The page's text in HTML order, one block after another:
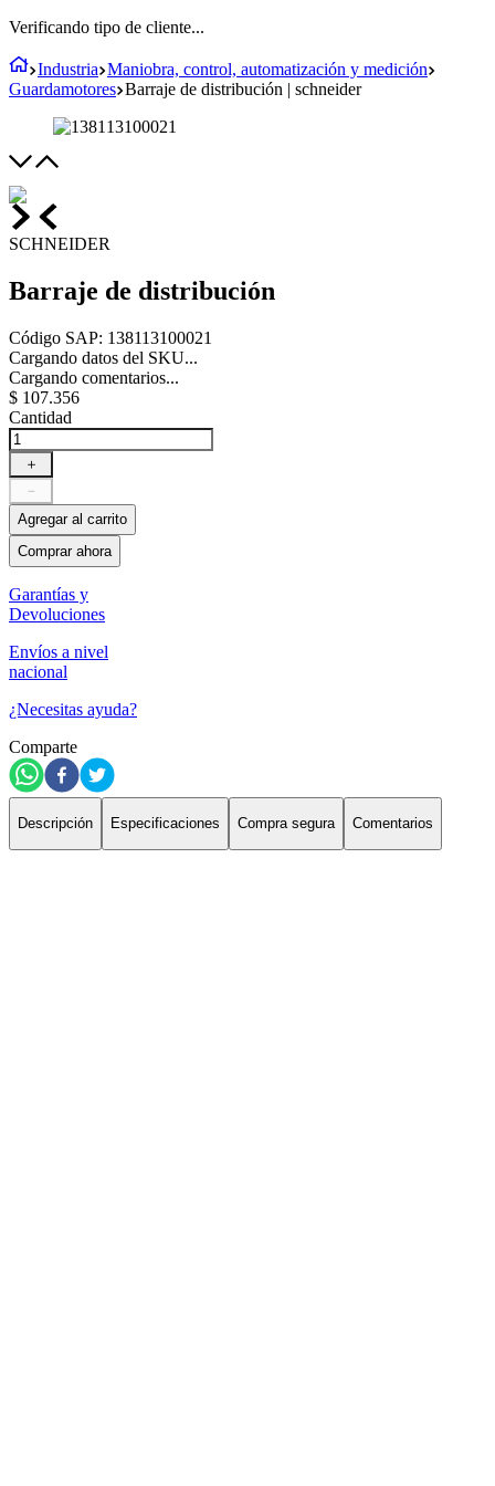
Verificando tipo de cliente...
Industria Maniobra, control, automatización y medición
Guardamotores Barraje de distribución | schneider
SCHNEIDER
Barraje de distribución
Código SAP: 138113100021
Cargando datos del SKU...
Cargando comentarios...
$ 107.356
Cantidad
＋
－
Agregar al carrito
Comprar ahora
Garantías y
Devoluciones
Envíos a nivel
nacional
¿Necesitas ayuda?
Comparte
Descripción Especificaciones Compra segura Comentarios